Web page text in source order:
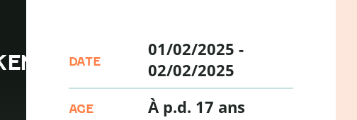
DATE
01/02/2025 -
02/02/2025
AGE À p.d. 17 ans